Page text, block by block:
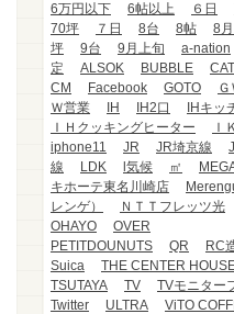
6万円以下
6帖以上 ６日
70坪
７日 8台 8帖 8
坪
9台 9月上旬 a-nation
定
ALSOK BUBBLE
CM
Facebook GOTO Ｇ
Ｗ営業
IH IH2口
IHキッ
ＩＨクッキングヒーター
Ｉ
iphone11
JR JR埼京線
線
LDK l気候 ㎡
キホーテ東名川崎店
レンゲ）
ＮＴＴフレッツ光
OHAYO
OVER
PETITDOUNUTS
QR
RC
Suica
THE CENTER
TSUTAYA
TV
TVモニター
Twitter
ULTRA
ViTO